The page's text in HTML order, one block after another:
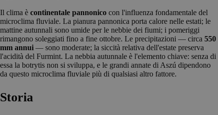
Il clima è continentale pannonico con l'influenza fondamentale del
microclima fluviale. La pianura pannonica porta calore nelle estati; le
mattine autunnali sono umide per le nebbie dei fiumi; i pomeriggi
rimangono soleggiati fino a fine ottobre. Le precipitazioni — circa 550
mm annui — sono moderate; la siccità relativa dell'estate preserva
l'acidità del Furmint. La nebbia autunnale è l'elemento chiave: senza di
essa la botrytis non si sviluppa, e le grandi annate di Aszú dipendono
da questo microclima fluviale più di qualsiasi altro fattore.
Storia